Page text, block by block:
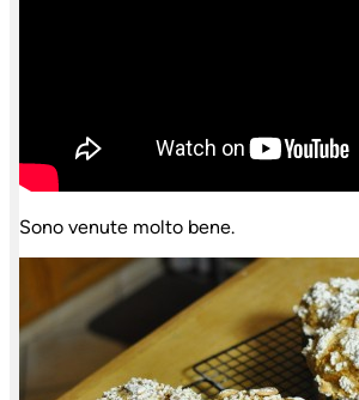
Sono venute molto bene.